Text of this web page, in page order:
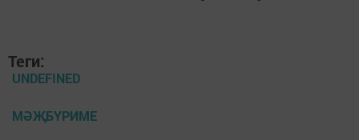
Теги:
UNDEFINED
МӘҖБҮРИМЕ